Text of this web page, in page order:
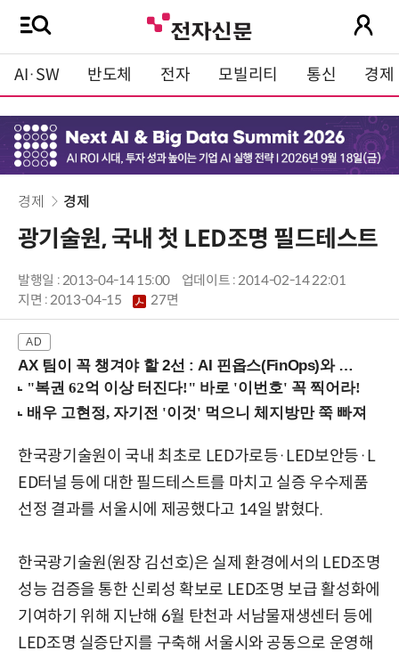
AI·SW 반도체 전자 모빌리티 통신 경제
경제 경제
광기술원, 국내 첫 LED조명 필드테스트
발행일 : 2013-04-14 15:00
업데이트 : 2014-02-14 22:01
지면 :2013-04-15 27면
AX 팀이 꼭 챙겨야 할 2선 : AI 핀옵스(FinOps)와 토큰 거버넌스 (8/21 잠실역)
한국광기술원이 국내 최초로 LED가로등·LED보안등·L
ED터널 등에 대한 필드테스트를 마치고 실증 우수제품
선정 결과를 서울시에 제공했다고 14일 밝혔다.
한국광기술원(원장 김선호)은 실제 환경에서의 LED조명
성능 검증을 통한 신뢰성 확보로 LED조명 보급 활성화에
기여하기 위해 지난해 6월 탄천과 서남물재생센터 등에
LED조명 실증단지를 구축해 서울시와 공동으로 운영해